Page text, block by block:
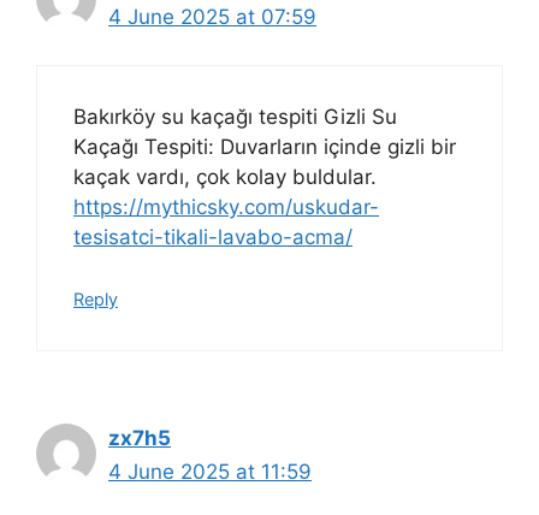
4 June 2025 at 07:59
Bakırköy su kaçağı tespiti Gizli Su
Kaçağı Tespiti: Duvarların içinde gizli bir
kaçak vardı, çok kolay buldular.
https://mythicsky.com/uskudar-
tesisatci-tikali-lavabo-acma/
Reply
zx7h5
4 June 2025 at 11:59